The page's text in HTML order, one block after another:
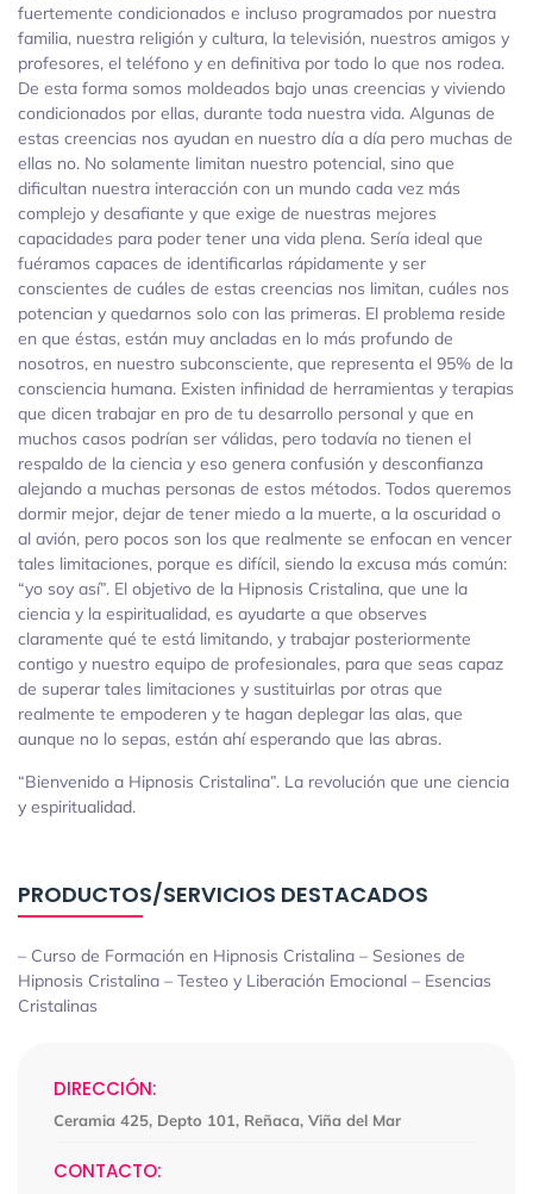
fuertemente condicionados e incluso programados por nuestra
familia, nuestra religión y cultura, la televisión, nuestros amigos y
profesores, el teléfono y en definitiva por todo lo que nos rodea.
De esta forma somos moldeados bajo unas creencias y viviendo
condicionados por ellas, durante toda nuestra vida. Algunas de
estas creencias nos ayudan en nuestro día a día pero muchas de
ellas no. No solamente limitan nuestro potencial, sino que
dificultan nuestra interacción con un mundo cada vez más
complejo y desafiante y que exige de nuestras mejores
capacidades para poder tener una vida plena. Sería ideal que
fuéramos capaces de identificarlas rápidamente y ser
conscientes de cuáles de estas creencias nos limitan, cuáles nos
potencian y quedarnos solo con las primeras. El problema reside
en que éstas, están muy ancladas en lo más profundo de
nosotros, en nuestro subconsciente, que representa el 95% de la
consciencia humana. Existen infinidad de herramientas y terapias
que dicen trabajar en pro de tu desarrollo personal y que en
muchos casos podrían ser válidas, pero todavía no tienen el
respaldo de la ciencia y eso genera confusión y desconfianza
alejando a muchas personas de estos métodos. Todos queremos
dormir mejor, dejar de tener miedo a la muerte, a la oscuridad o
al avión, pero pocos son los que realmente se enfocan en vencer
tales limitaciones, porque es difícil, siendo la excusa más común:
“yo soy así”. El objetivo de la Hipnosis Cristalina, que une la
ciencia y la espiritualidad, es ayudarte a que observes
claramente qué te está limitando, y trabajar posteriormente
contigo y nuestro equipo de profesionales, para que seas capaz
de superar tales limitaciones y sustituirlas por otras que
realmente te empoderen y te hagan deplegar las alas, que
aunque no lo sepas, están ahí esperando que las abras.
“Bienvenido a Hipnosis Cristalina”. La revolución que une ciencia
y espiritualidad.
PRODUCTOS/SERVICIOS DESTACADOS
– Curso de Formación en Hipnosis Cristalina – Sesiones de
Hipnosis Cristalina – Testeo y Liberación Emocional – Esencias
Cristalinas
DIRECCIÓN:
Ceramia 425, Depto 101, Reñaca, Viña del Mar
CONTACTO: